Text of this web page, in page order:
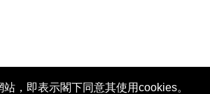
，即表示閣下同意其使用cookies。